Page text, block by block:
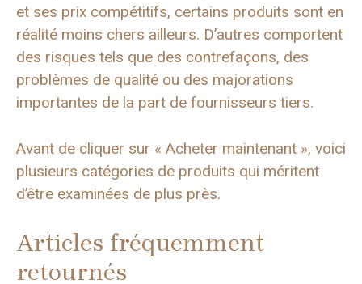
et ses prix compétitifs, certains produits sont en
réalité moins chers ailleurs. D’autres comportent
des risques tels que des contrefaçons, des
problèmes de qualité ou des majorations
importantes de la part de fournisseurs tiers.
Avant de cliquer sur « Acheter maintenant », voici
plusieurs catégories de produits qui méritent
d’être examinées de plus près.
Articles fréquemment
retournés